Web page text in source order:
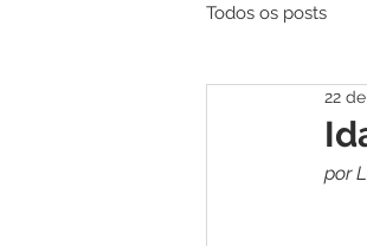
Todos os posts
22
por